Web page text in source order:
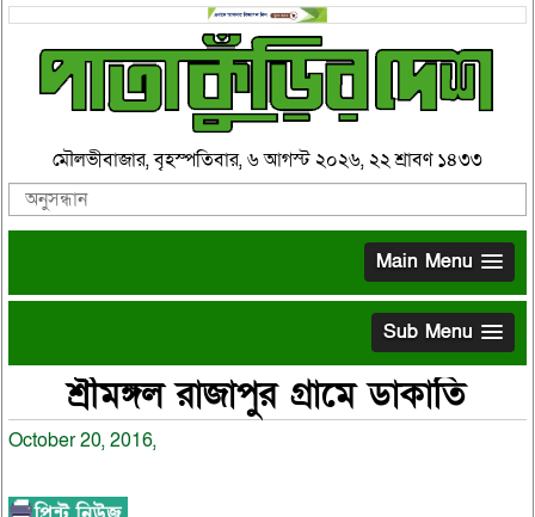
মৌলভীবাজার, বৃহস্পতিবার, ৬ আগস্ট ২০২৬, ২২ শ্রাবণ ১৪৩৩
Main Menu
Sub Menu
শ্রীমঙ্গল রাজাপুর গ্রামে ডাকাতি
October 20, 2016,